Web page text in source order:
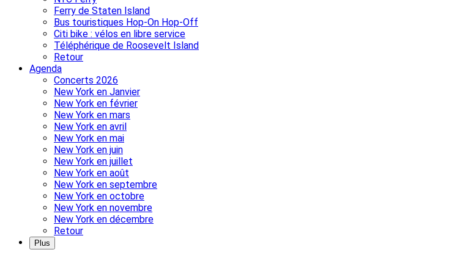
Ferry de Staten Island
Bus touristiques Hop-On Hop-Off
Citi bike : vélos en libre service
Téléphérique de Roosevelt Island
Retour
Agenda
Concerts 2026
New York en Janvier
New York en février
New York en mars
New York en avril
New York en mai
New York en juin
New York en juillet
New York en août
New York en septembre
New York en octobre
New York en novembre
New York en décembre
Retour
Plus